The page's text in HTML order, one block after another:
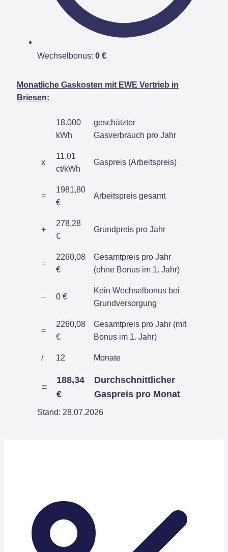
Wechselbonus: 0 €
Monatliche Gaskosten mit EWE Vertrieb in
Briesen:
18.000
kWh
geschätzter
Gasverbrauch pro Jahr
x
11,01
ct/kWh
Gaspreis (Arbeitspreis)
=
1981,80
€
Arbeitspreis gesamt
+
278,28
€
Grundpreis pro Jahr
=
2260,08
€
Gesamtpreis pro Jahr
(ohne Bonus im 1. Jahr)
– 0 €
Kein Wechselbonus bei
Grundversorgung
=
2260,08
€
Gesamtpreis pro Jahr (mit
Bonus im 1. Jahr)
/ 12 Monate
=
188,34
€
Durchschnittlicher
Gaspreis pro Monat
Stand: 28.07.2026